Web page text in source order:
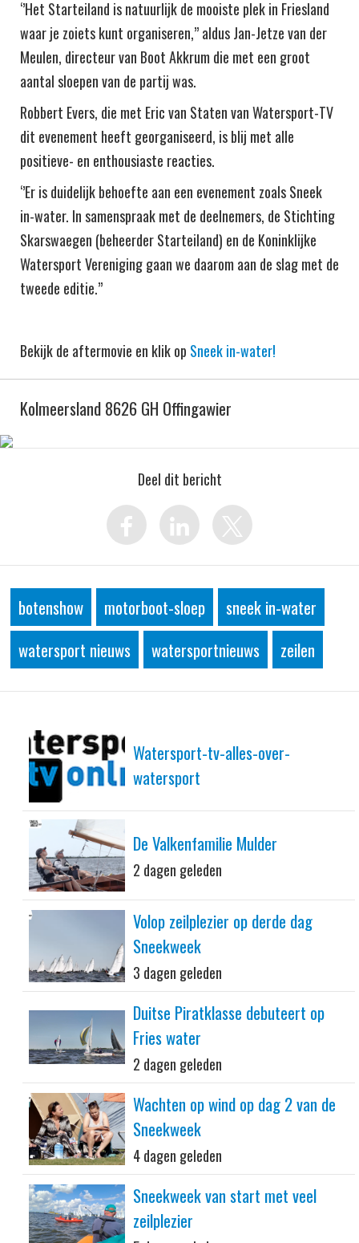
‘’Het Starteiland is natuurlijk de mooiste plek in Friesland
waar je zoiets kunt organiseren,’’ aldus Jan-Jetze van der
Meulen, directeur van Boot Akkrum die met een groot
aantal sloepen van de partij was.
Robbert Evers, die met Eric van Staten van Watersport-TV
dit evenement heeft georganiseerd, is blij met alle
positieve- en enthousiaste reacties.
‘’Er is duidelijk behoefte aan een evenement zoals Sneek
in-water. In samenspraak met de deelnemers, de Stichting
Skarswaegen (beheerder Starteiland) en de Koninklijke
Watersport Vereniging gaan we daarom aan de slag met de
tweede editie.’’
Bekijk de aftermovie en klik op Sneek in-water!
Kolmeersland 8626 GH Offingawier
Deel dit bericht
botenshow motorboot-sloep
sneek in-water
watersport nieuws
watersportnieuws zeilen
Watersport-tv-alles-over-
watersport
De Valkenfamilie Mulder
2 dagen geleden
Volop zeilplezier op derde dag
Sneekweek
3 dagen geleden
Duitse Piratklasse debuteert op
Fries water
2 dagen geleden
Wachten op wind op dag 2 van de
Sneekweek
4 dagen geleden
Sneekweek van start met veel
zeilplezier